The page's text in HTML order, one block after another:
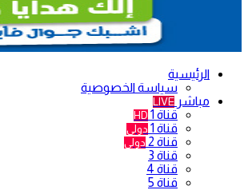
الرئيسية
سياسة الخصوصية
مباشر LIVE
قناة 1 HD
قناة 1 دولي
قناة 2 دولي
قناة 3
قناة 4
قناة 5